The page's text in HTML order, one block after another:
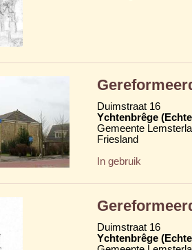
Duimstraat 16
Ychtenbrêge
Gemeente
Friesland
In gebruik
Duimstraat 16
Ychtenbrêge